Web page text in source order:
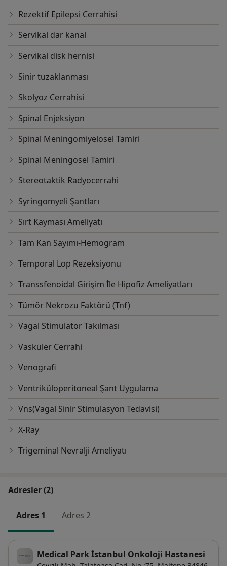
Rezektif Epilepsi Cerrahisi
Servikal dar kanal
Servikal disk hernisi
Sinir tuzaklanması
Skolyoz Cerrahisi
Spinal Enjeksiyon
Spinal Meningomiyelosel Tamiri
Spinal Meningosel Tamiri
Stereotaktik Radyocerrahi
Syringomyeli Şantları
Sırt Kayması Ameliyatı
Tam Kan Sayımı-Hemogram
Temporal Lop Rezeksiyonu
Transsfenoidal Girişim İle Hipofiz Ameliyatları
Tümör Nekrozu Faktörü (Tnf)
Vagal Stimülatör Takılması
Vasküler Cerrahi
Venografi
Ventriküloperitoneal Şant Uygulama
Vns(Vagal Sinir Stimülasyon Tedavisi)
X-Ray
​Trigeminal Nevralji​ Ameliyatı
Adresler (2)
Adres 1 Adres 2
Medical Park İstanbul Onkoloji Hastanesi